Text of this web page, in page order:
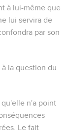
à lui-même que
lui servira de
par son
à la question du
n'a point
Le fait